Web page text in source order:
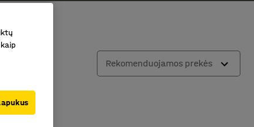
Rekomenduojamos prekės